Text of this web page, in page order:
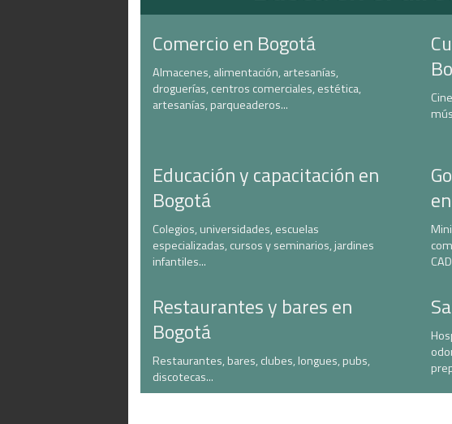
Comercio en Bogotá
Almacenes, alimentación, artesanías,
droguerías, centros comerciales, estética,
artesanías, parqueaderos...
Educación y capacitación en
Bogotá
Colegios, universidades, escuelas
especializadas, cursos y seminarios, jardines
infantiles...
Restaurantes y bares en
Bogotá
Restaurantes, bares, clubes, longues, pubs,
discotecas...